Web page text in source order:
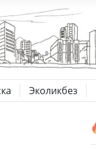
Эколикбез